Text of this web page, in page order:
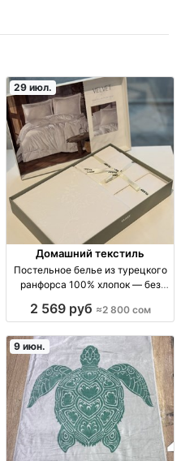
29 июл.
Домашний текстиль
Постельное белье из турецкого
ранфорса 100% хлопок — без
Бишкек Постельное бельё
без катышков, без линьки, не
садится, сохраняет форму
2 569 руб ≈2 800 сом
9 июн.